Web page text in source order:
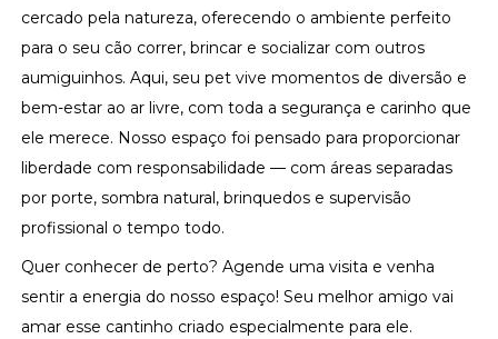
cercado pela natureza, oferecendo o ambiente perfeito
para o seu cão correr, brincar e socializar com outros
aumiguinhos. Aqui, seu pet vive momentos de diversão e
bem-estar ao ar livre, com toda a segurança e carinho que
ele merece. Nosso espaço foi pensado para proporcionar
liberdade com responsabilidade — com áreas separadas
por porte, sombra natural, brinquedos e supervisão
profissional o tempo todo.
Quer conhecer de perto? Agende uma visita e venha
sentir a energia do nosso espaço! Seu melhor amigo vai
amar esse cantinho criado especialmente para ele.